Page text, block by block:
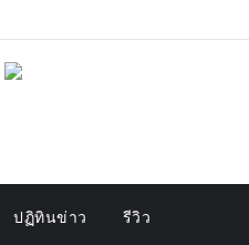
ปฏิทินข่าว รีวิว